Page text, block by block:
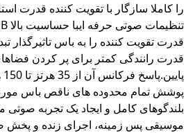
را کاملا سازگار با تقویت کننده قدرت
قدرت تقویت کننده را به باس تاثیرگذار
قدرت رانندگی کمتر برای پر کردن
پوشش تمام محدوده های ناقص باس مورد
بلندگوهای کامل و ایجاد یک تجربه صوتی
موسیقی پس زمینه، اجرای زنده و پخش